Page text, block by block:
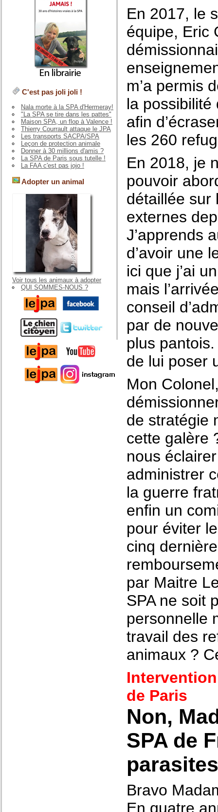
C'est pas joli joli !
Nala morte à la SPA d'Hermeray!
"La SPA se tire dans les pattes"
Maison SPA, un flop à Valence !
Thierry Courrault attaque le JPA
Les transports SACPA/SPA
Leçon de protection animale
Donner à 30 millions d'amis ?
La SPA de Paris sous tutelle !
La FAA c'est pas jojo !
Adopter un animal
Voir tous les animaux à adopter
QUI SOMMES-NOUS ?
En 2017, le
équipe, Eric
m’a permis
la possibilité
afin
les 260
En 2018, je
pouvoir
détaillée sur
externes
J’apprends
d’avoir une
ici que j’ai
mais
conseil
par de
plus
de lui poser
Mon
de stratégie
cette galère
nous
administrer
la guerre
enfin un
pour éviter
cinq
par Maitre
SPA ne soit
personnelle
travail des
animaux ?
de Paris
Non,
SPA de
Bravo
En quatre